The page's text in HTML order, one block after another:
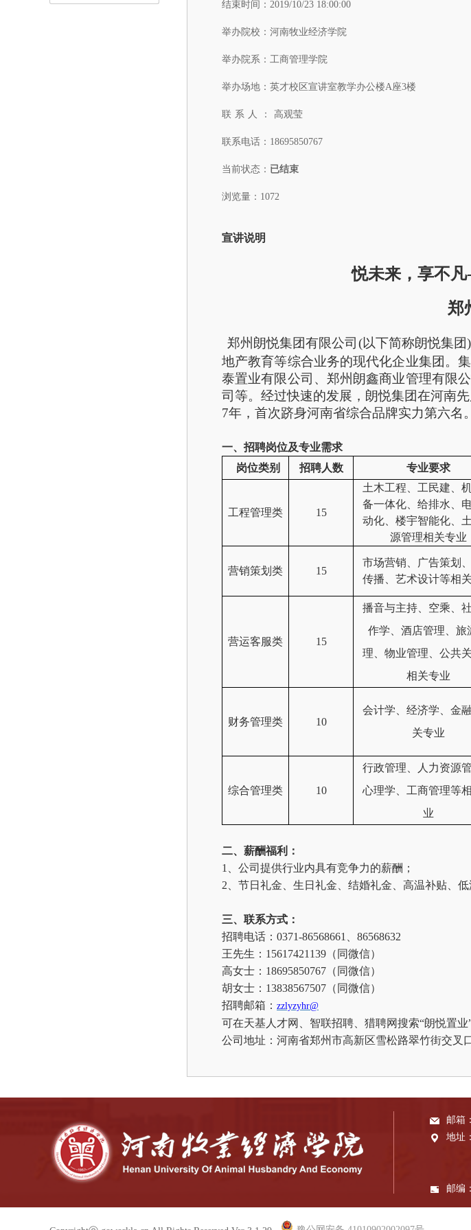
结束时间： 2019/10/23 18:00:00
举办院校： 河南牧业经济学院
举办院系： 工商管理学院
举办场地： 英才校区宣讲室教学办公楼A座3楼
联系人： 高观莹
联系电话： 18695850767
当前状态： 已结束
浏览量：1072
宣讲说明
悦未来，享不凡
郑
郑州朗悦集团有限公司 (以下简称朗悦集
地产教育等综合业务的现代化企业集团。
泰置业有限公司、郑州朗鑫商业管理有限
司等。 经过快速的发展，朗悦集团在河南
7年，首次跻身河南省综合品牌实力第六名。
一、 招聘岗位及专业需求
岗位类别
招聘人数 专业要求
工程管理类 15
土木工程、工民建、
备一体化、给排水、
动化、楼宇智能化、
源管理相关专业
营销策划类 15
市场营销、广告策划
传播、艺术设计等相
营运客服类 15
播音与主持、空乘、
作学、酒店管理、旅
理、物业管理、 公共
相关专业
财务管理类 10
会计学、经济学、金
关专业
综合管理类 10
行政管理、人力资源管
心理学、工商管理等
业
二、 薪酬福利：
1、 公司提供行业内具有竞争力的薪酬；
2、 节日礼金、生日礼金、结婚礼金、高温补贴、
三、 联系方式：
招聘电话： 0371-86568661、86568632
王先生： 15617421139（同微信）
高女士： 18695850767（同微信）
胡女士： 13838567507（同微信）
招聘邮箱： zzlyzyhr@
可在天基人才网、智联招聘、猎聘网搜索“朗悦置
公司地址：河南省郑州市高新区雪松路翠竹街交叉
邮箱：
地址：
邮编：